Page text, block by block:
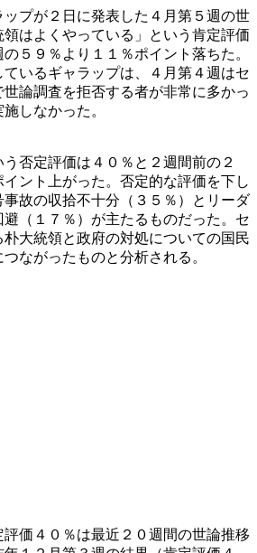
プが２日に発表した４月第５週の世
はよくやっている」という肯定評価
５９％より１１％ポイント落ちた。
いるギャラップは、４月第４週はセ
論調査を拒否する者が非常に多かっ
しなかった。
否定評価は４０％と２週間前の２
ント上がった。否定的な評価を下し
故の収拾不十分（３５％）とリーダ
（１７％）が主たるものだった。セ
大統領と政府の対処についての国民
ながったものと分析される。
価４０％は最近２０週間の世論推移